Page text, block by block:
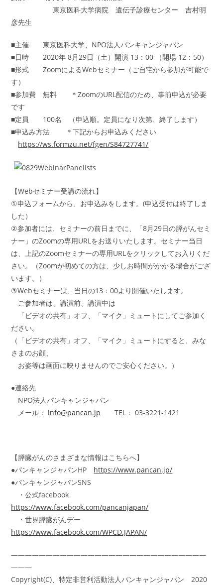
東京医科大学病院 遺伝子診療センター 吉村明
彦先生
■主催 東京医科大学、NPO法人パンキャンジャパン
■日時 2020年 8月29日（土）開演 13：00 （開場 12：50）
■形式 ZoomによるWebセミナー（ご自宅から参加が可能で
す）
■参加費 無料 ＊ZoomのURL配信のため、事前申込が必要
です
■定員 100名 （申込順。定員になり次第、終了します）
■申込み方法 ＊下記からお申込みください
https://ws.formzu.net/fgen/S84727741/
【Webセミナー受講の流れ】
①申込フォームから、お申込みをします。(申込受付は終了しま
した）
②参加者には、セミナーの前日までに、「8月29日の膵がんセミ
ナー」のZoomの専用URLをお送りいたします。セミナー当日
は、上記のZoomセミナーの専用URLをクリックしてお入りくだ
さい。（Zoomが初めての方は、少しお時間がかかる場合がござ
います。）
③Webセミナーは、当日の13：00より開催いたします。
ご参加者は、講演前、講演中は
「ビデオの共有」オフ、「マイク」ミュートにしてご参加く
ださい。
（「ビデオの共有」オフ、「マイク」ミュートにすると、みな
さまのお顔、
お姿等は画面に映りませんのでご安心ください。）
●連絡先
NPO法人パンキャンジャパン
メール： info@pancan.jp TEL： 03-3221-1421
【膵臓がんのさまざまな情報はこちらへ】
●パンキャンジャパンHP https://www.pancan.jp/
●パンキャンジャパンSNS
・公式facebook
https://www.facebook.com/pancanjapan/
・世界膵臓がんデー
https://www.facebook.com/WPCD.JAPAN/
――――――――――――――――――――――――――――
―――
Copyright(C)、特定非営利活動法人パンキャンジャパン 2020